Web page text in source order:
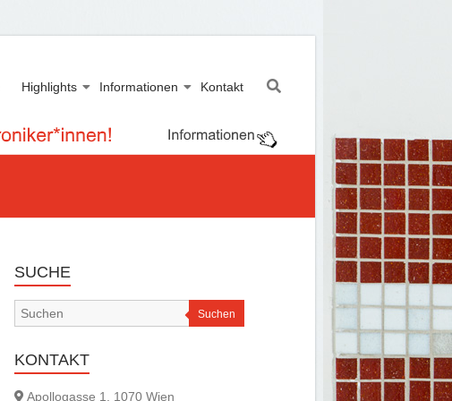
Highlights Informationen Kontakt
SUCHE
Suchen
KONTAKT
Apollogasse 1, 1070 Wien